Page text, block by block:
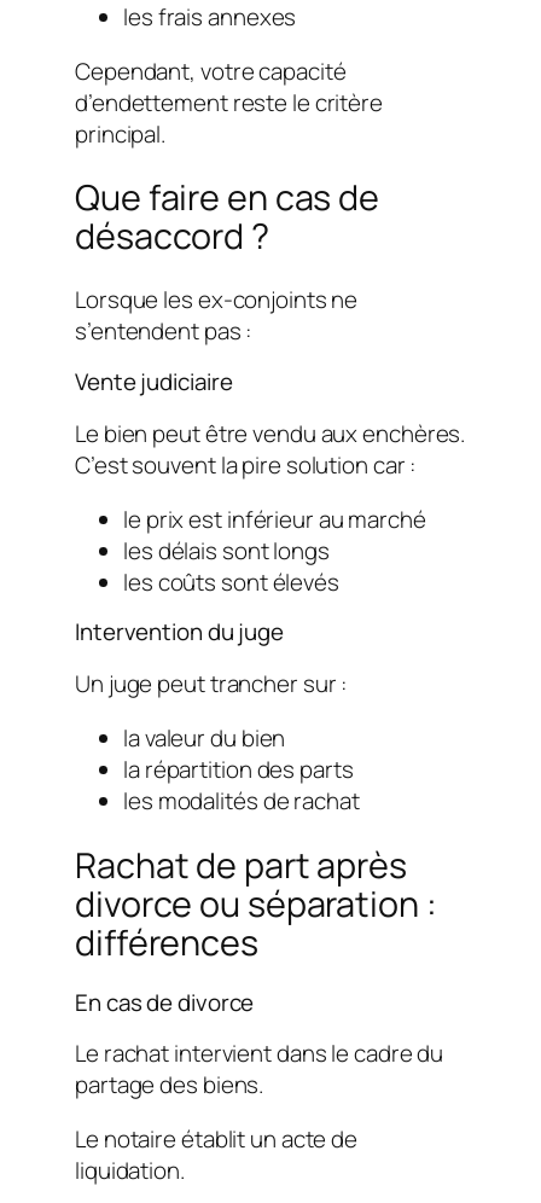
les frais annexes
Cependant, votre capacité
d’endettement reste le critère
principal.
Que faire en cas de
désaccord ?
Lorsque les ex-conjoints ne
s’entendent pas :
Vente judiciaire
Le bien peut être vendu aux enchères.
C’est souvent la pire solution car :
le prix est inférieur au marché
les délais sont longs
les coûts sont élevés
Intervention du juge
Un juge peut trancher sur :
la valeur du bien
la répartition des parts
les modalités de rachat
Rachat de part après
divorce ou séparation :
différences
En cas de divorce
Le rachat intervient dans le cadre du
partage des biens.
Le notaire établit un acte de
liquidation.